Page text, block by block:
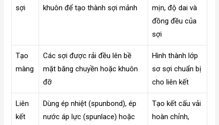
sợi
khuôn để tạo thành sợi mảnh
mịn, độ dai và
đồng đều của
sợi
Tạo
màng
Các sợi được rải đều lên bề
mặt băng chuyền hoặc khuôn
đỡ
Hình thành lớp
sơ sợi chuẩn bị
cho liên kết
Liên
kết
Dùng ép nhiệt (spunbond), ép
nước áp lực (spunlace) hoặc
Tạo kết cấu vải
hoàn chỉnh,